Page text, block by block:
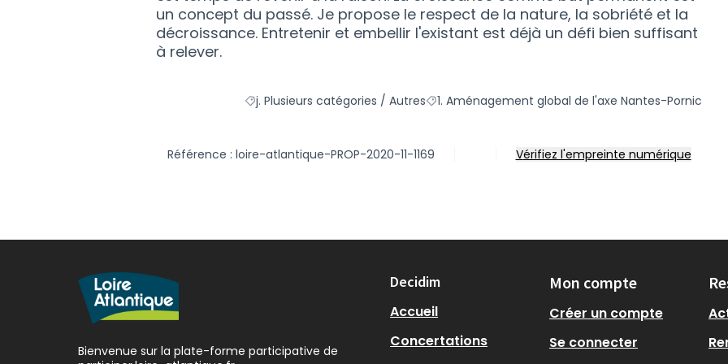
un concept du passé. Je propose le respect de la nature, la sobriété et la
décroissance. Entretenir et embellir l'existant est déjà un défi bien suffisant
à relever.
Filtrer les résultats de la catégorie : j. Plusieurs catégories / Autres
j. Plusieurs catégories / AutresFiltrer les résultats pour le secteur : 1. Aménagement
1. Aménagement global de l'axe Nantes-Pornic
Référence : loire-atlantique-PROP-2020-11-1169 Vérifiez l'empreinte numérique
Bienvenue sur la plate-forme participative de
Decidim
Accueil
Concertations
Mon compte
Créer un compte
Se connecter